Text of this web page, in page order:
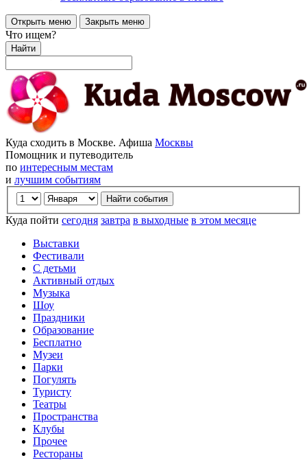
Открыть меню Закрыть меню
Что ищем?
Найти
Куда сходить в Москве. Афиша Москвы
Помощник и путеводитель
по интересным местам
и лучшим событиям
Куда пойти сегодня завтра в выходные в этом месяце
Выставки
Фестивали
С детьми
Активный отдых
Музыка
Шоу
Праздники
Образование
Бесплатно
Музеи
Парки
Погулять
Туристу
Театры
Пространства
Клубы
Прочее
Рестораны